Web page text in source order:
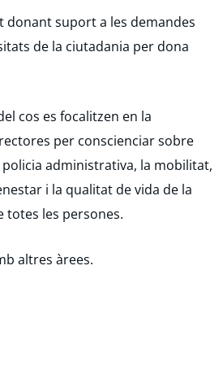
donant suport a les demandes
de la ciutadania per dona
cos es focalitzen en la
per conscienciar sobre
administrativa, la mobilitat,
i la qualitat de vida de la
totes les persones.
altres àrees.